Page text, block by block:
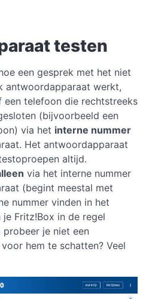
testen
een gesprek met het niet
antwoordapparaat werkt,
een telefoon die rechtstreeks
(bijvoorbeeld een
via het interne nummer
Het antwoordapparaat
altijd.
via het interne nummer
(begint meestal met
nummer vinden in het
Fritz!Box in de regel
probeer je niet een
hem te schatten? Veel